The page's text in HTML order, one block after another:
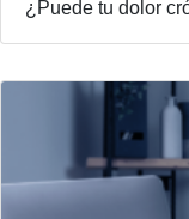
¿Puede tu dolor